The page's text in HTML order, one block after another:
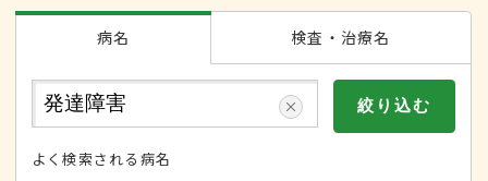
病名 検査・治療名
よく検索される病名